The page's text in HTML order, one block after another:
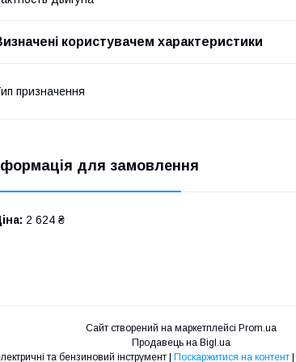
користувачем характеристики
призначення
для замовлення
2 624 ₴
Сайт створений на маркетплейсі Prom.ua
Продавець на Bigl.ua
Maximum - електричні та бензиновий інструмент | Поскаржитися на контент |